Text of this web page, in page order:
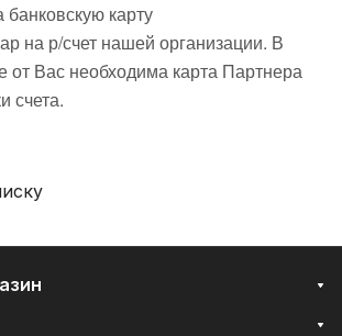
карту
на р/счет нашей организации. В
от Вас необходима карта Партнера
счета.